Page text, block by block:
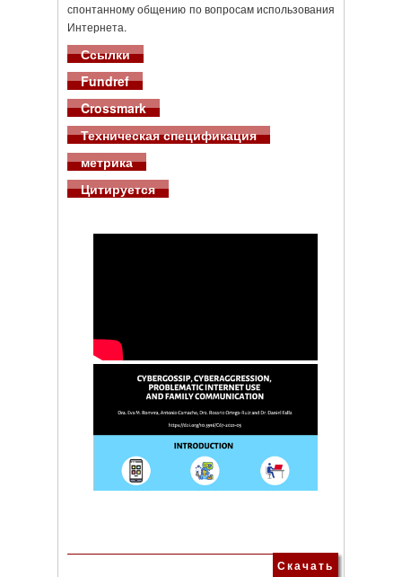
спонтанному общению по вопросам использования
Интернета.
Ссылки
Fundref
Crossmark
Техническая спецификация
метрика
Цитируется
Скачать